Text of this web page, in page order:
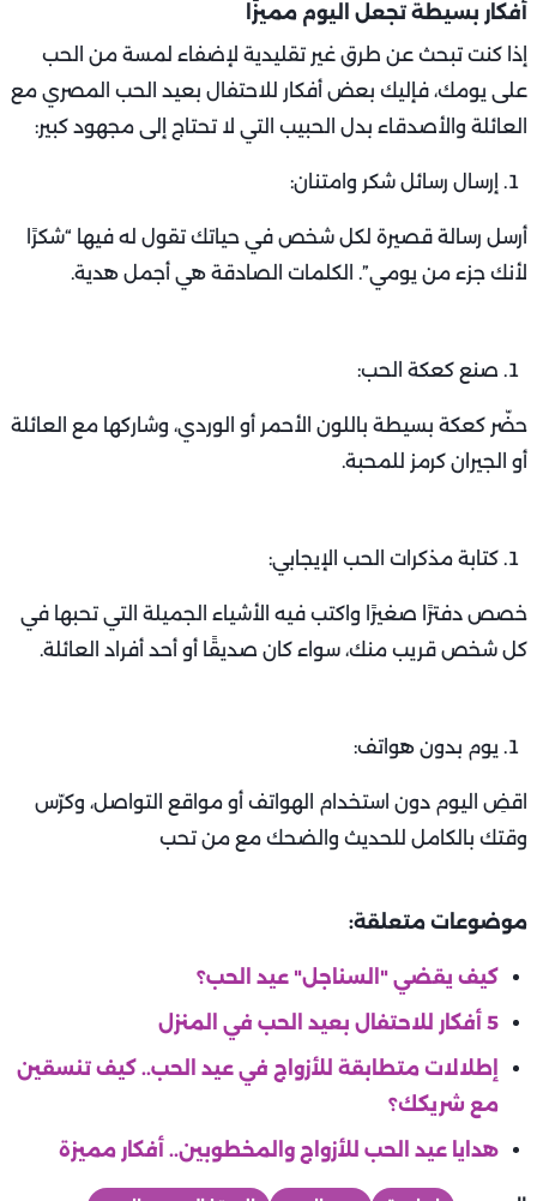
أفكار بسيطة تجعل اليوم مميزًا
إذا كنت تبحث عن طرق غير تقليدية لإضفاء لمسة من الحب
على يومك، فإليك بعض أفكار للاحتفال بعيد الحب المصري مع
العائلة والأصدقاء بدل الحبيب التي لا تحتاج إلى مجهود كبير:
إرسال رسائل شكر وامتنان:
أرسل رسالة قصيرة لكل شخص في حياتك تقول له فيها “شكرًا
لأنك جزء من يومي”. الكلمات الصادقة هي أجمل هدية.
صنع كعكة الحب:
حضّر كعكة بسيطة باللون الأحمر أو الوردي، وشاركها مع العائلة
أو الجيران كرمز للمحبة.
كتابة مذكرات الحب الإيجابي:
خصص دفترًا صغيرًا واكتب فيه الأشياء الجميلة التي تحبها في
كل شخص قريب منك، سواء كان صديقًا أو أحد أفراد العائلة.
يوم بدون هواتف:
اقضِ اليوم دون استخدام الهواتف أو مواقع التواصل، وكرّس
وقتك بالكامل للحديث والضحك مع من تحب
موضوعات متعلقة:
كيف يقضي "السناجل" عيد الحب؟
5 أفكار للاحتفال بعيد الحب في المنزل
إطلالات متطابقة للأزواج في عيد الحب.. كيف تنسقين
مع شريكك؟
هدايا عيد الحب للأزواج والمخطوبين.. أفكار مميزة